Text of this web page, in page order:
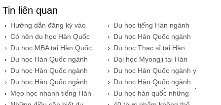
Tin liên quan
Hướng dẫn đăng ký vào
trường đại học tại Hàn
Quốc
Du học tiếng Hàn ngành
điện ảnh
Có nên du học Hàn Quốc
vừa học vừa làm.
Du học Hàn Quốc ngành
kinh tế hiện nay như thế
nào?
Du học MBA tại Hàn Quốc
​Du học Thạc sĩ tại Hàn
Quốc có nên hay không?
Du học Hàn Quốc ngành
âm nhạc tại sao không?
Đại học Myongji tại Hàn
Quốc.
Du học Hàn Quốc ngành
môi trường
Du học Hàn Quốc ngành y
dược hiện nay
Du học Hàn Quốc ngành
quản trị khách sạn hiện
nay
Du học Hàn Quốc ngành
luật và những điều cần biết
Mẹo học nhanh tiếng Hàn
hiệu quả nhất hiện nay
Du học hàn quốc những
điều bạn cần biết (phần 2).